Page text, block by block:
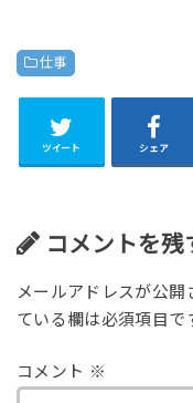
仕事
ツイート シェア
コメントを残
メールアドレスが公開
ている欄は必須項目で
コメント ※